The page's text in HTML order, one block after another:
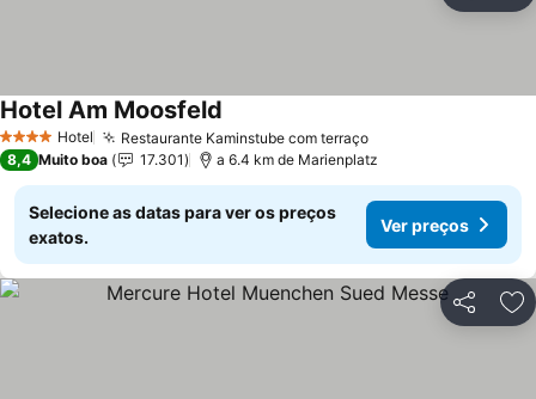
4 EstrelasHotel Restaurante Kaminstube com terraçoVer preços
Hotel Am Moosfeld
8,4 Muito boa 17.301 a 6.4 km de Marienplatz
Selecione as datas para ver os preços
exatos.
Ver preços
Partilhar